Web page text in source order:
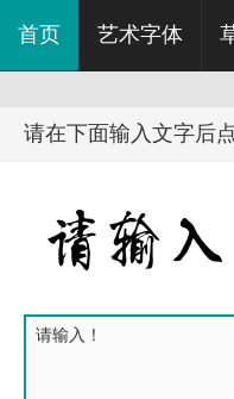
首页 艺术字体
请在下面输入文字后